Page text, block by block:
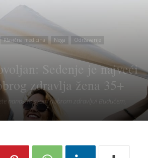
Klasična medicina Nega
Održavanje
Sedenje je najveći
zdravlja žena 35+
nanosite svom dobrom zdravlju! Budućem,